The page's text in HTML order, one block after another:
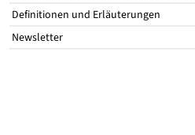
Definitionen und Erläuterungen
Newsletter